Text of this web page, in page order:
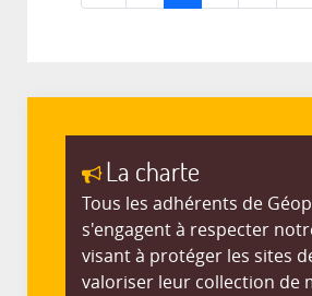
La charte
Tous les adhérents de
s'engagent à respecter
visant à protéger les sites
valoriser leur collection de